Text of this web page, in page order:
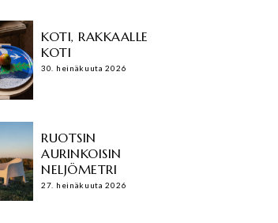
KOTI, RAKKAALLE
KOTI
30. heinäkuuta 2026
RUOTSIN
AURINKOISIN
NELJÖMETRI
27. heinäkuuta 2026